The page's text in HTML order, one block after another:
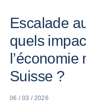
Escalade
quels
l’économie
Suisse ?
06 / 03 / 2026